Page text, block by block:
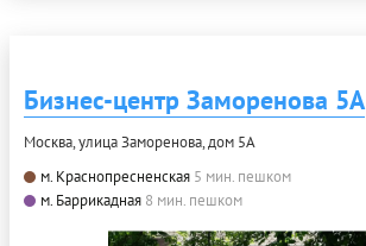
Бизнес-центр Заморенова 5А
Москва, улица Заморенова, дом 5А
м. Краснопресненская 5 мин. пешком
м. Баррикадная 8 мин. пешком